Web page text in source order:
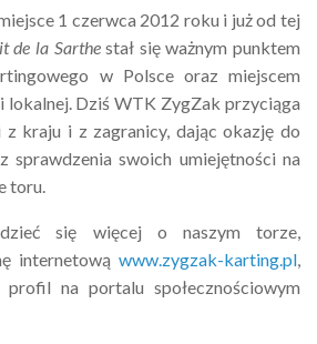
1 czerwca 2012 roku i już od tej
de la Sarthestał się ważnym punktem
w Polsce oraz miejscem
lokalnej. Dziś WTK ZygZak przyciąga
z kraju i z zagranicy, dając okazję do
sprawdzenia swoich umiejętności na
toru.
się więcej o naszym torze,
internetową www.zygzak-karting.pl,
profil na portalu społecznościowym